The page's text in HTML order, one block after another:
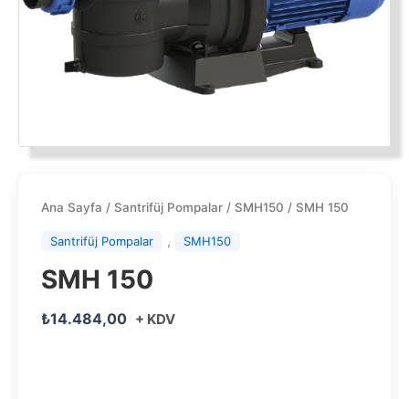
Ana Sayfa / Santrifüj Pompalar / SMH150 / SMH 150
Santrifüj Pompalar , SMH150
SMH 150
₺14.484,00 + KDV